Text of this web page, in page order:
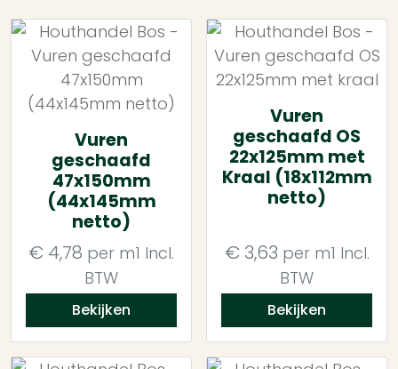
Vuren
geschaafd
47x150mm
(44x145mm
netto)
€ 4,78 per m1 Incl.
BTW
Bekijken
Vuren
geschaafd OS
22x125mm met
Kraal (18x112mm
netto)
€ 3,63 per m1 Incl.
BTW
Bekijken